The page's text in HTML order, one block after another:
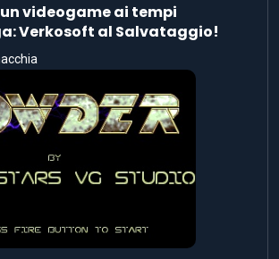
videogame ai tempi
Verkosoft al Salvataggio!